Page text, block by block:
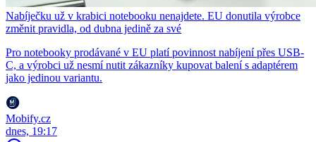
Nabíječku už v krabici notebooku nenajdete. EU donutila výrobce
změnit pravidla, od dubna jedině za své
Pro notebooky prodávané v EU platí povinnost nabíjení přes USB-
C, a výrobci už nesmí nutit zákazníky kupovat balení s adaptérem
jako jedinou variantu.
Mobify.cz
dnes, 19:17